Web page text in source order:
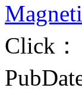
Click：